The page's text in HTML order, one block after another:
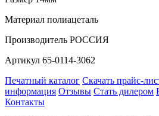
Материал полиацеталь
Производитель РОССИЯ
Артикул 65-0114-3062
Печатный каталог Скачать прайс-
информация Отзывы Стать дилером
Контакты